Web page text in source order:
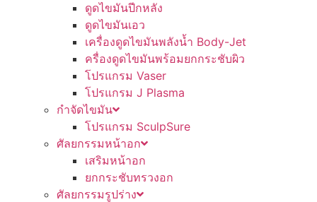
ดูดไขมันปีกหลัง
ดูดไขมันเอว
เครื่องดูดไขมันพลังน้ำ Body-Jet
ครื่องดูดไขมันพร้อมยกกระชับผิว
โปรแกรม Vaser
โปรแกรม J Plasma
กำจัดไขมัน
โปรแกรม SculpSure
ศัลยกรรมหน้าอก
เสริมหน้าอก
ยกกระชับทรวงอก
ศัลยกรรมรูปร่าง